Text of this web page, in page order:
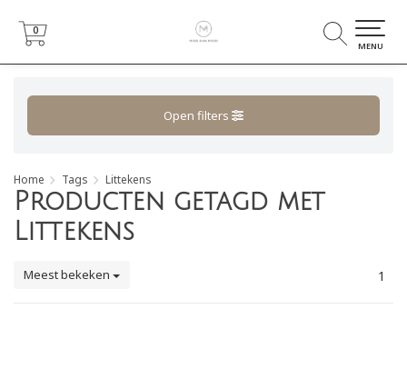
0
0
MENU
Open filters
Home Tags Littekens
Producten getagd met
Littekens
Meest bekeken 1